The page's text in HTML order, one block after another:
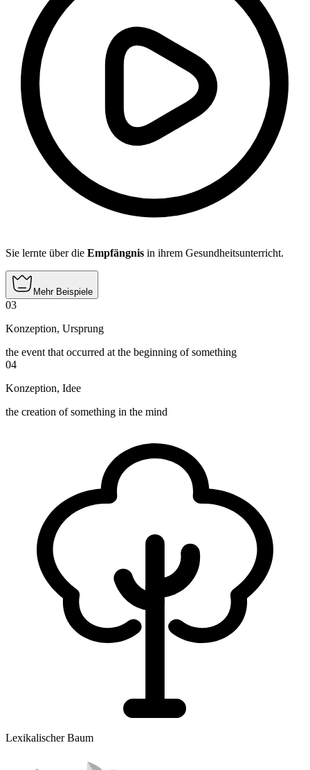
Sie lernte über die Empfängnis in ihrem Gesundheitsunterricht.
Mehr Beispiele
03
Konzeption, Ursprung
the event that occurred at the beginning of something
04
Konzeption, Idee
the creation of something in the mind
Lexikalischer Baum